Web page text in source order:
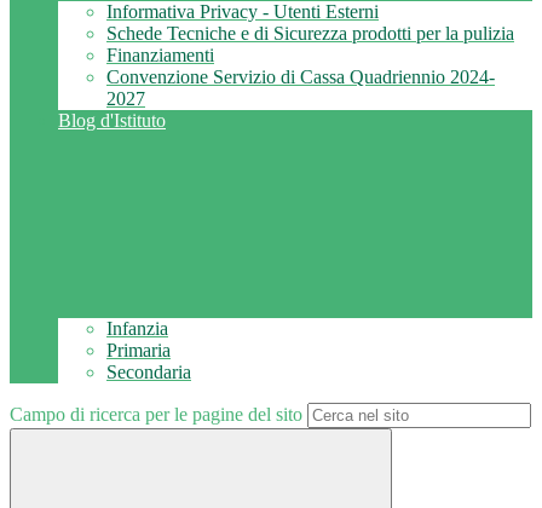
Informativa Privacy - Utenti Esterni
Schede Tecniche e di Sicurezza prodotti per la pulizia
Finanziamenti
Convenzione Servizio di Cassa Quadriennio 2024-
2027
Blog d'Istituto
Infanzia
Primaria
Secondaria
Campo di ricerca per le pagine del sito